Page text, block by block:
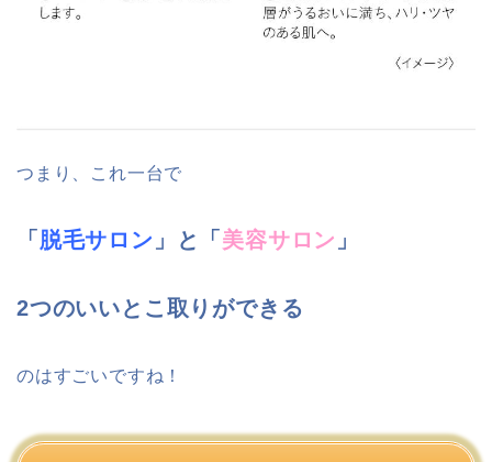
つまり、これ一台で
「 脱毛サロン 」と「 美容サロン 」
2つのいいとこ取りができる
のはすごいですね！